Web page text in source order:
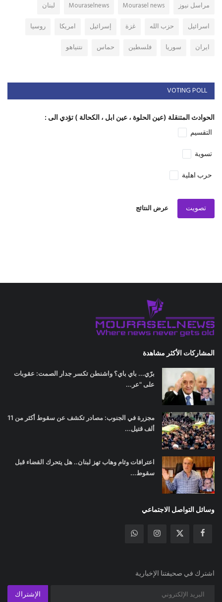
مراسل نيوز Mourasel news
Mouraselnews
لبنان
اسرائيل
حزب الله غزة إسرائيل امريكا
روسيا
ايران
سوريا فلسطين حماس نتنياهو
VOTING POLL
الحوادث المتنقلة (عين الحلوة ، عين ابل ، الكحالة ) تؤدي الى :
التقسيم
تسوية
حرب اهلية
تصويت عرض النتائج
المشاركات الأكثر مشاهدة
برّي... باي باي؟ واشنطن تكسر جدار الصمت: عقوبات
على "عر...
مجزرة في الجنوب: مصادر تكشف عن سقوط أكثر من 11
ألف قتيل...
اعترافات وئام وهاب تهز لبنان.. هل يتحرك القضاء قبل
سقوط...
وسائل التواصل الاجتماعي
اشترك في صحيفتنا الإخبارية
الإشتراك